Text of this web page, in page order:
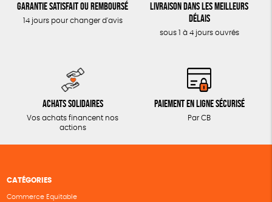
Garantie satisfait ou remboursé
14 jours pour changer d'avis
Livraison dans les meilleurs
délais
sous 1 à 4 jours ouvrés
Achats solidaires
Vos achats financent nos
actions
Paiement en ligne sécurisé
Par CB
CATÉGORIES
Commerce Equitable